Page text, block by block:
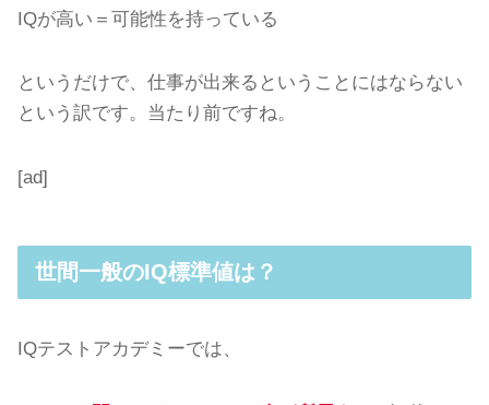
IQが高い＝可能性を持っている
というだけで、仕事が出来るということにはならない
という訳です。当たり前ですね。
[ad]
世間一般のIQ標準値は？
IQテストアカデミーでは、